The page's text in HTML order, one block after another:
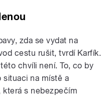
zda se vydat na
cestu rušit, tvrdí Karfík.
chvíli není. To, co by
situaci na místě a
která s nebezpečím